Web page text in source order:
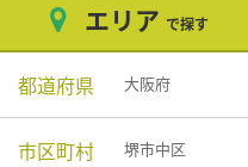
エリア で探す
都道府県 大阪府
市区町村 堺市中区